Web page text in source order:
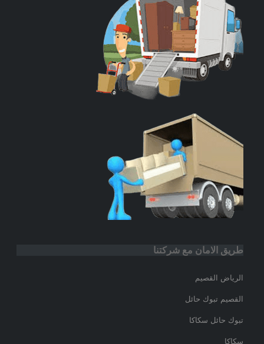
طريق الامان مع شركتنا
الرياض القصيم
القصيم تبوك حائل
تبوك حائل سكاكا
سكاكا